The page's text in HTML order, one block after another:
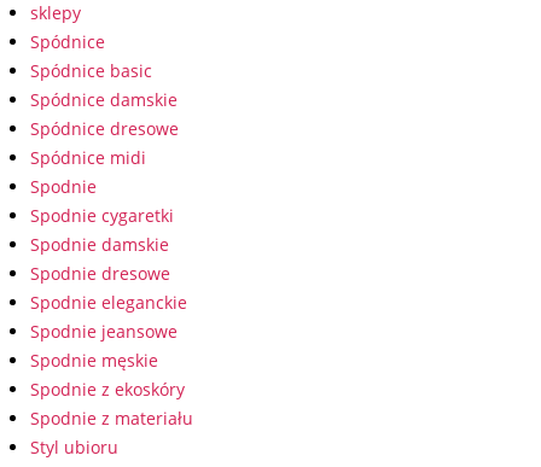
sklepy
Spódnice
Spódnice basic
Spódnice damskie
Spódnice dresowe
Spódnice midi
Spodnie
Spodnie cygaretki
Spodnie damskie
Spodnie dresowe
Spodnie eleganckie
Spodnie jeansowe
Spodnie męskie
Spodnie z ekoskóry
Spodnie z materiału
Styl ubioru